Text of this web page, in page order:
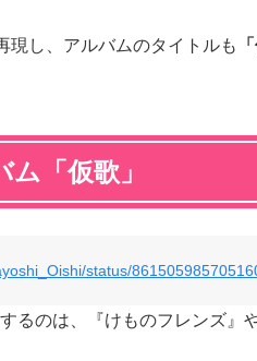
現し、アルバムのタイトルも
「仮歌」
status/
るのは、『けものフレンズ』